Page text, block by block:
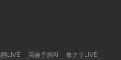
LIVE 高値予測AI 株クラLIVE